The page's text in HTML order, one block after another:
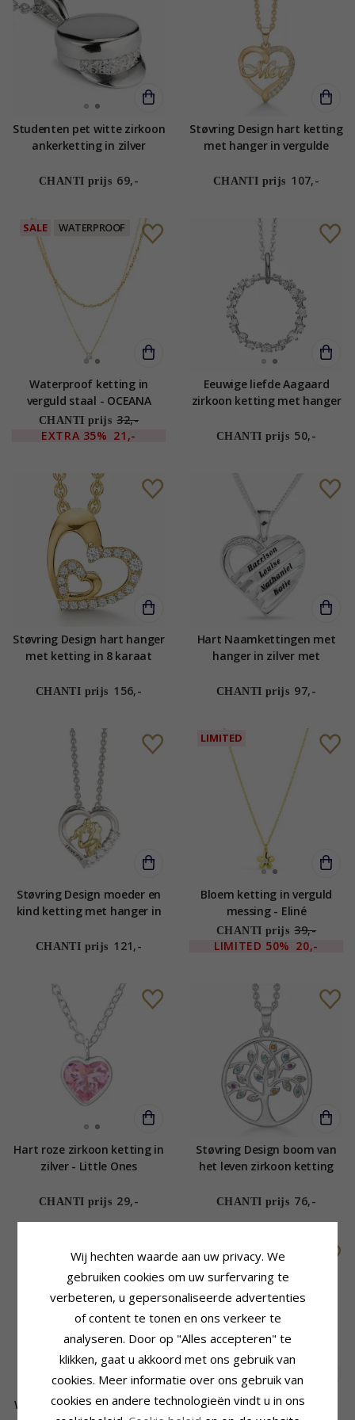
Studenten pet witte zirkoon
ankerketting in zilver
CHANTI prijs 69,-
Støvring Design hart ketting
met hanger in vergulde
zirkoon
CHANTI prijs 107,-
SALE WATERPROOF
Waterproof ketting in
verguld staal - OCEANA
CHANTI prijs 32,-
EXTRA 35% 21,-
Eeuwige liefde Aagaard
zirkoon ketting met hanger
CHANTI prijs 50,-
Støvring Design hart hanger
met ketting in 8 karaat
ketting witte zirkoon
CHANTI prijs 156,-
Hart Naamkettingen met
hanger in zilver met
- My Letter
CHANTI prijs 97,-
Støvring Design moeder en
kind ketting met hanger in
verguld sterlingzilver witte
CHANTI prijs 121,-
LIMITED
Bloem ketting in verguld
messing - Eliné
CHANTI prijs 39,-
LIMITED 50% 20,-
Hart roze zirkoon ketting in
zilver - Little Ones
CHANTI prijs 29,-
Støvring Design boom van
het leven zirkoon ketting
veelkleurig zirkoon
CHANTI prijs 76,-
Waterproof zirkoon ketting
Hart naamketting in 9
Wij hechten waarde aan uw privacy. We
gebruiken cookies om uw surfervaring te
verbeteren, u gepersonaliseerde advertenties
of content te tonen en ons verkeer te
analyseren. Door op "Alles accepteren" te
klikken, gaat u akkoord met ons gebruik van
cookies. Meer informatie over ons gebruik van
cookies en andere technologieën vindt u in ons